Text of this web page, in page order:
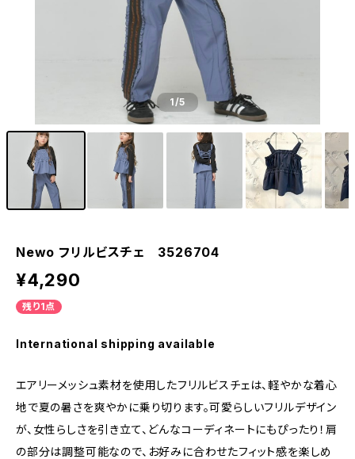
1/5
Newo フリルビスチェ 3526704
¥4,290
残り1点
International shipping available
エアリーメッシュ素材を使用したフリルビスチェは、軽やかな着心
地で夏の暑さを爽やかに乗り切ります。可愛らしいフリルデザイン
が、女性らしさを引き立て、どんなコーディネートにもぴったり！肩
の部分は調整可能なので、お好みに合わせたフィット感を楽しめ